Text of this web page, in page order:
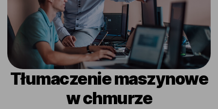
Tłumaczenie maszynowe
w chmurze